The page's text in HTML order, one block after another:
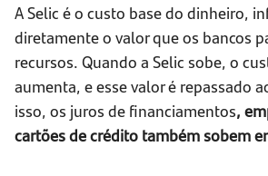
A Selic é o custo base do dinheiro,
diretamente o valor que os bancos
recursos. Quando a Selic sobe, o
aumenta, e esse valor é repassado
isso, os juros de financiamentos,
cartões de crédito também sobem